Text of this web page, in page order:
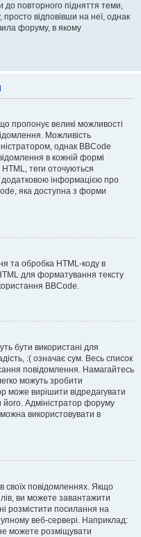
до повторного підняття теми,
відповівши на неї, однак
форуму, в якому
пропонує великі можливості
Можливість
однак BBCode
в кожній формі
теги оточуються
додатковою інформацією про
яка доступна з форми
та обробка HTML-коду в
для форматування тексту
BBCode.
бути використані для
:( означає сум. Весь список
повідомлення. Намагайтесь
можуть зробити
може вирішити відредагувати
Адміністратор форуму
можна використовувати в
своїх повідомленнях. Якщо
ви можете завантажити
розмістити посилання на
веб-сервері. Наприклад:
можете розміщувати